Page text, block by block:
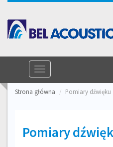
Toggle
navigation
Strona główna Pomiary dźwięku
Pomiary